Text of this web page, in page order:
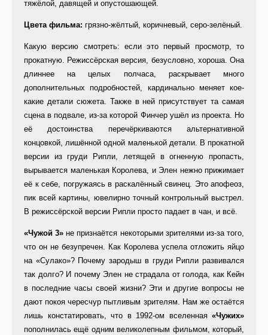
тяжёлой, давящей и опустошающей.
Цвета фильма: грязно-жёлтый, коричневый, серо-зелёный.
Какую версию смотреть: если это первый просмотр, то
прокатную. Режиссёрская версия, безусловно, хороша. Она
длиннее на целых полчаса, раскрывает много
дополнительных подробностей, кардинально меняет кое-
какие детали сюжета. Также в ней присутствует та самая
сцена в подвале, из-за которой Финчер ушёл из проекта. Но
её достоинства перечёркиваются альтернативной
концовкой, лишённой одной маленькой детали. В прокатной
версии из груди Рипли, летящей в огненную пропасть,
вырывается маленькая Королева, и Элен нежно прижимает
её к себе, погружаясь в раскалённый свинец. Это апофеоз,
пик всей картины, ювелирно точный контрольный выстрел.
В режиссёрской версии Рипли просто падает в чан, и всё.
«Чужой 3» не признаётся некоторыми зрителями из-за того,
что он не безупречен. Как Королева успела отложить яйцо
на «Сулако»? Почему зародыш в груди Рипли развивался
так долго? И почему Элен не страдала от голода, как Кейн
в последние часы своей жизни? Эти и другие вопросы не
дают покоя чересчур пытливым зрителям. Нам же остаётся
лишь констатировать, что в 1992-ом вселенная «Чужих»
пополнилась ещё одним великолепным фильмом, который,